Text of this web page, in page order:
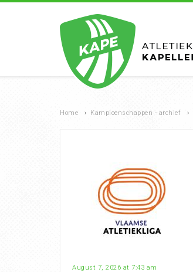
Home › Kampioenschappen - archief ›
August 7, 2026 at 7:43 am